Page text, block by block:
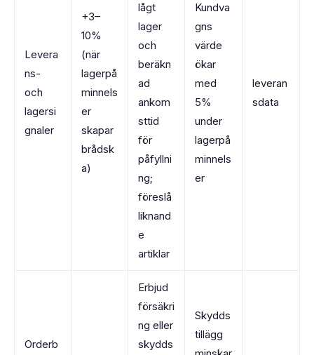
Levera
ns-
och
lagersi
gnaler
+3–
10%
(när
lagerpå
minnels
er
skapar
brådsk
a)
lågt
lager
och
beräkn
ad
ankom
sttid
för
påfyllni
ng;
föreslå
liknand
e
artiklar
Kundva
gns
värde
ökar
med
5%
under
lagerpå
minnels
er
leveran
sdata
Orderb
Erbjud
försäkri
ng eller
skydds
Skydds
tillägg